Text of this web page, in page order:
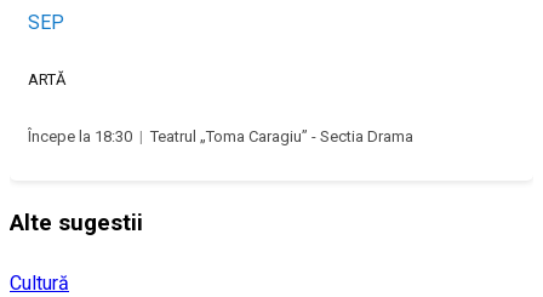
SEP
ARTĂ
Începe la 18:30 |Teatrul „Toma Caragiu” - Sectia Drama
Alte sugestii
Cultură